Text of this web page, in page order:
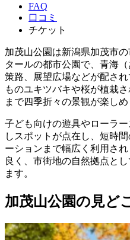
FAQ
口コミ
チケット
加茂山公園は新潟県加茂市
タールの都市公園で、青海
策路、展望広場などが配さ
ものユキツバキや桜が植栽
まで四季折々の景観が楽しめ
子ども向けの遊具やローラ
しスポットが点在し、短時
ーションまで幅広く利用さ
良く、市街地の自然拠点と
ます。
加茂山公園の見ど